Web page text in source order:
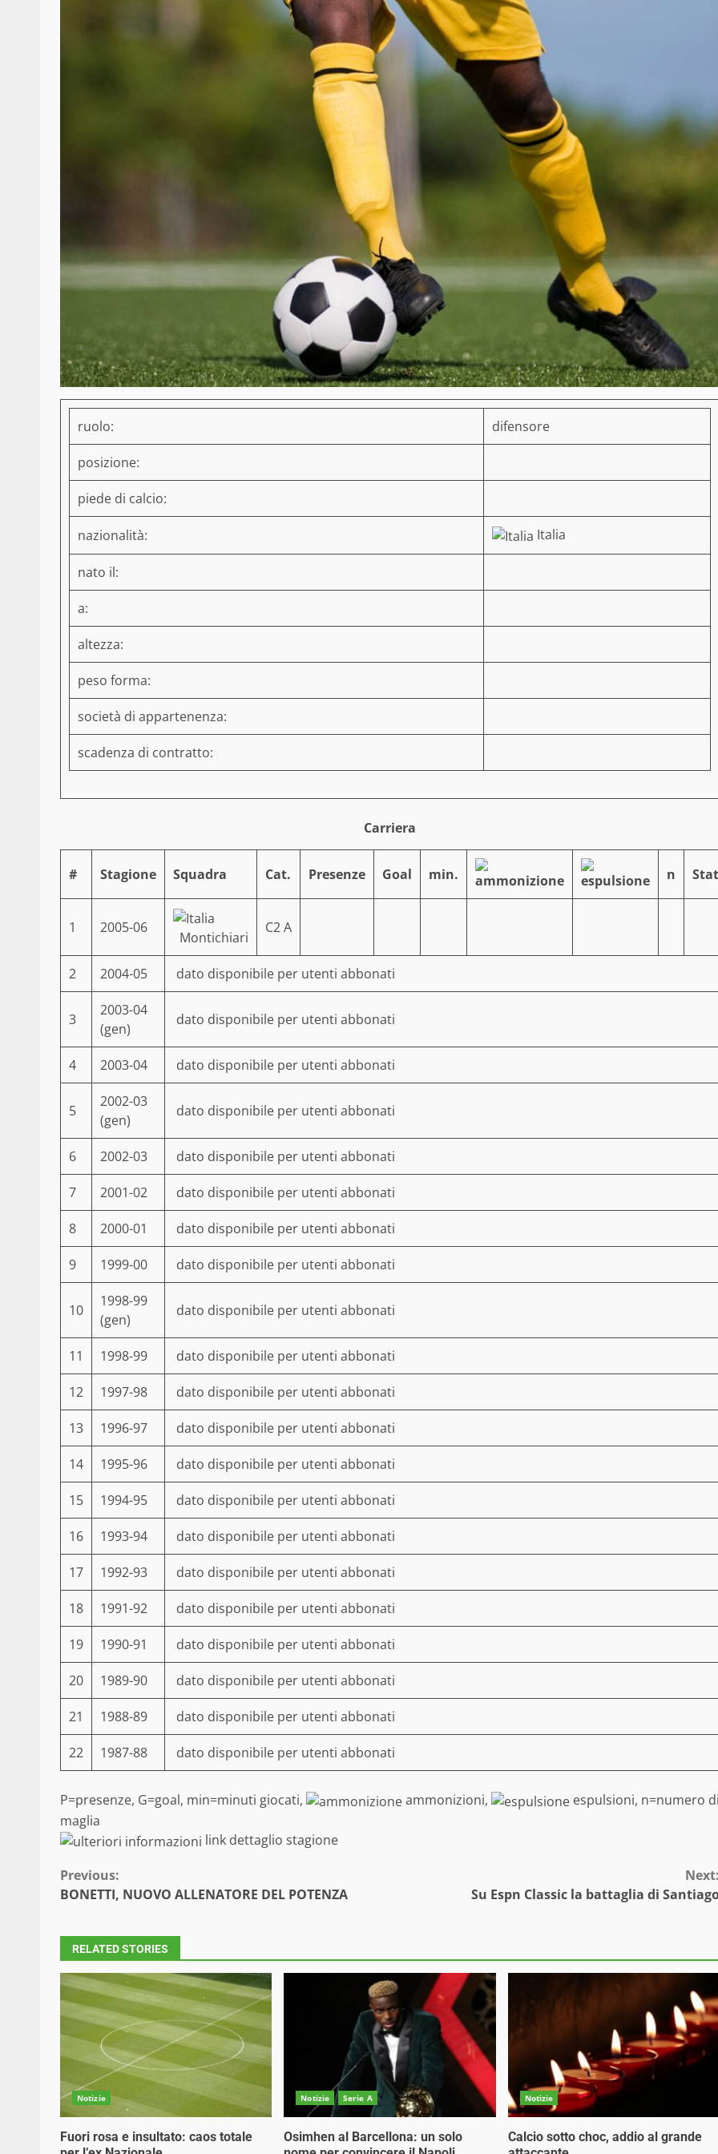
ruolo: difensore
posizione:
piede di calcio:
nazionalità: Italia
nato il:
a:
altezza:
peso forma:
società di appartenenza:
scadenza di contratto:
Carriera
# Stagione Squadra Cat. Presenze Goal min. n
1 2005-06
Montichiari
C2 A
2 2004-05 dato disponibile per utenti abbonati
3
2003-04
(gen)
dato disponibile per utenti abbonati
4 2003-04 dato disponibile per utenti abbonati
5
2002-03
(gen)
dato disponibile per utenti abbonati
6 2002-03 dato disponibile per utenti abbonati
7 2001-02 dato disponibile per utenti abbonati
8 2000-01 dato disponibile per utenti abbonati
9 1999-00 dato disponibile per utenti abbonati
10
1998-99
(gen)
dato disponibile per utenti abbonati
11 1998-99 dato disponibile per utenti abbonati
12 1997-98 dato disponibile per utenti abbonati
13 1996-97 dato disponibile per utenti abbonati
14 1995-96 dato disponibile per utenti abbonati
15 1994-95 dato disponibile per utenti abbonati
16 1993-94 dato disponibile per utenti abbonati
17 1992-93 dato disponibile per utenti abbonati
18 1991-92 dato disponibile per utenti abbonati
19 1990-91 dato disponibile per utenti abbonati
20 1989-90 dato disponibile per utenti abbonati
21 1988-89 dato disponibile per utenti abbonati
22 1987-88 dato disponibile per utenti abbonati
P=presenze, G=goal, min=minuti giocati, ammonizioni,
espulsioni, n=numero
maglia
link dettaglio stagione
Continue
Previous:
BONETTI, NUOVO ALLENATORE DEL POTENZA
Su Espn Classic la battaglia di
RELATED STORIES
Notizie
Fuori rosa e insultato: caos totale
Notizie Serie A
Osimhen al Barcellona: un solo
Notizie
Calcio sotto choc, addio al grande